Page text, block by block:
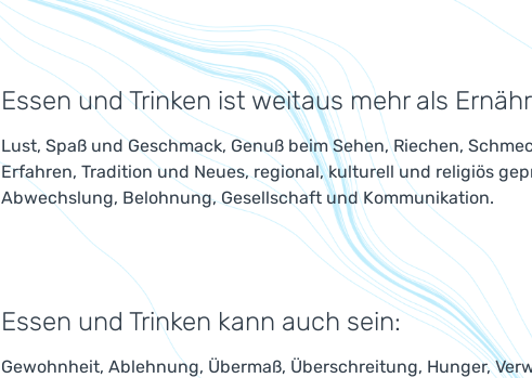
Essen und Trinken ist weitaus mehr als
Lust, Spaß und Geschmack, Genuß beim Sehen, Riechen,
Erfahren, Tradition und Neues, regional, kulturell und religiös
Abwechslung, Belohnung, Gesellschaft und Kommunikation.
Essen und Trinken kann auch sein:
Gewohnheit, Ablehnung, Übermaß, Überschreitung, Hunger,